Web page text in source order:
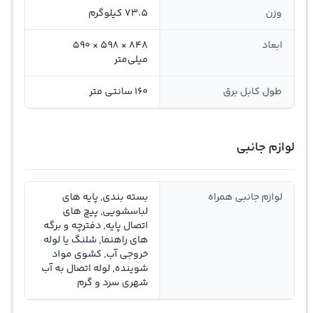
وزن 73.5 کیلوگرم
ابعاد
848 × 598 × 590
میلی‌متر
طول کابل برق 160 سانتی متر
لوازم جانبی
لوازم جانبی همراه
بسته بندی, پایه های
لباسشویی, پیچ های
اتصال پایه, دفترچه و برگه
های راهنما, شلنگ یا لوله
خروجی آب, کشوی مواد
شوینده, لوله اتصال به آب
شهری سرد و گرم